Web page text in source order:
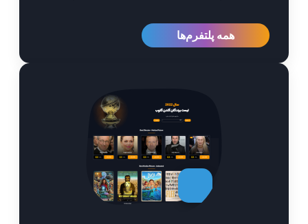
همه پلتفرم‌ها